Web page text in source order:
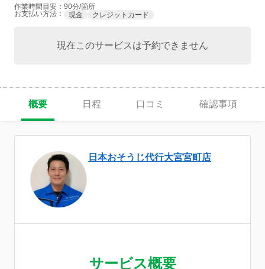
作業時間目安：90分/箇所
お支払い方法：
現金 クレジットカード
現在このサービスは予約できません
概要 日程 口コミ 確認事項
日本おそうじ代行大宮宮町店
サービス概要